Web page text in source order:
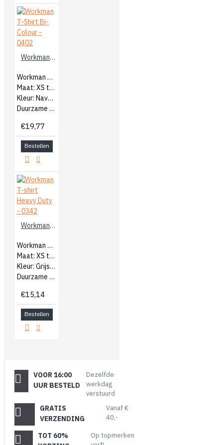
Workman T-Shirt Bi-Colour - 0402
Workman Heren T-Shirt Bi-Colour
Maat: XS t/m 5XL
Kleur: Navy/Grijs
Duurzame kwaliteit katoen
€19,77
Bestellen
Workman T-shirt Heavy Duty - 0342
Workman Heren T-Shirt Heavy Duty
Maat: XS t/m 5XL
Kleur: Grijs melange
Duurzame kwaliteit katoen
€15,14
Bestellen
VOOR 16:00
UUR BESTELD
Dezelfde
werkdag
verstuurd
GRATIS
VERZENDING
Vanaf €
40,-
TOT 60%
Op topmerken